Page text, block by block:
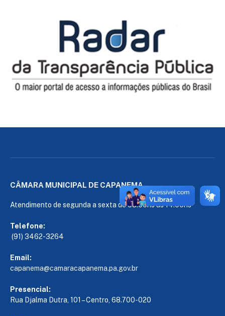
CÂMARA MUNICIPAL DE CAPANEMA
Atendimento de segunda a sexta de 08:00hs às 14:00hs
Telefone:
(91) 3462-3264
Email:
capanema@camaracapanema.pa.gov.br
Presencial:
Rua Djalma Dutra, 101 – Centro, 68.700-020